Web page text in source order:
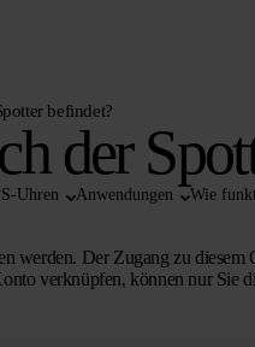
Uhren Anwendungen Wie
befindet?
der
werden. Der Zugang zu
verknüpfen, können nur Sie